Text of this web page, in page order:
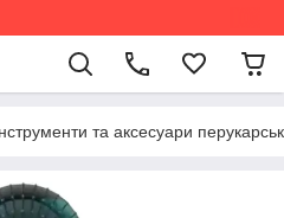
та аксесуари